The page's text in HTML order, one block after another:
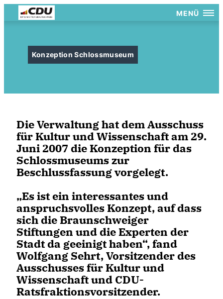
MENÜ
Konzeption Schlossmuseum
Die Verwaltung hat dem Ausschuss
für Kultur und Wissenschaft am 29.
Juni 2007 die Konzeption für das
Schlossmuseums zur
Beschlussfassung vorgelegt.
Es ist ein interessantes und
anspruchsvolles Konzept, auf dass
sich die Braunschweiger
Stiftungen und die Experten der
Stadt da geeinigt haben“, fand
Wolfgang Sehrt, Vorsitzender des
Ausschusses für Kultur und
Wissenschaft und CDU-
Ratsfraktionsvorsitzender.